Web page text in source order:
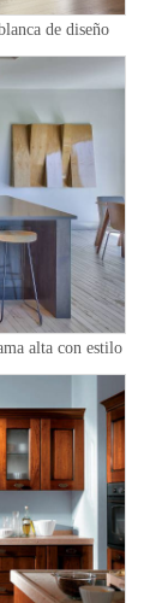
de diseño
alta con estilo